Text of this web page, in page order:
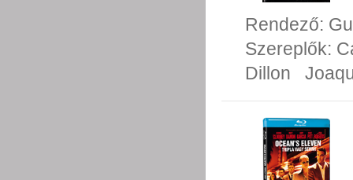
Rendező:
Szereplők:
Dillon